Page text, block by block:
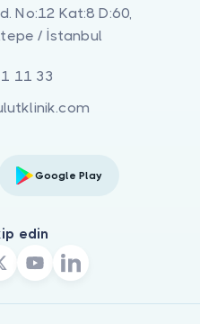
No:12 Kat:8 D:60,
/ İstanbul
11 33
Google Play
edin